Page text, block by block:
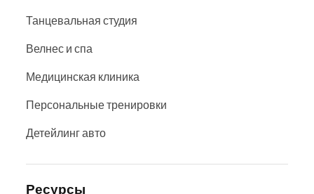
Танцевальная студия
Велнес и спа
Медицинская клиника
Персональные тренировки
Детейлинг авто
Ресурсы